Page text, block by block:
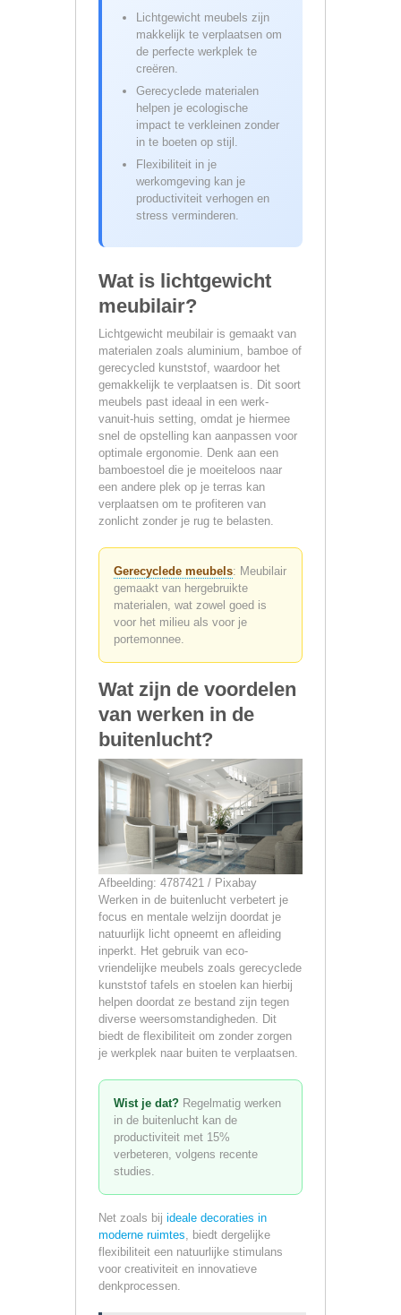
Lichtgewicht meubels zijn
makkelijk te verplaatsen om
de perfecte werkplek te
creëren.
Gerecyclede materialen
helpen je ecologische
impact te verkleinen zonder
in te boeten op stijl.
Flexibiliteit in je
werkomgeving kan je
productiviteit verhogen en
stress verminderen.
Wat is lichtgewicht
meubilair?
Lichtgewicht meubilair is gemaakt van
materialen zoals aluminium, bamboe of
gerecycled kunststof, waardoor het
gemakkelijk te verplaatsen is. Dit soort
meubels past ideaal in een werk-
vanuit-huis setting, omdat je hiermee
snel de opstelling kan aanpassen voor
optimale ergonomie. Denk aan een
bamboestoel die je moeiteloos naar
een andere plek op je terras kan
verplaatsen om te profiteren van
zonlicht zonder je rug te belasten.
Gerecyclede meubels: Meubilair
gemaakt van hergebruikte
materialen, wat zowel goed is
voor het milieu als voor je
portemonnee.
Wat zijn de voordelen
van werken in de
buitenlucht?
Afbeelding: 4787421 / Pixabay
Werken in de buitenlucht verbetert je
focus en mentale welzijn doordat je
natuurlijk licht opneemt en afleiding
inperkt. Het gebruik van eco-
vriendelijke meubels zoals gerecyclede
kunststof tafels en stoelen kan hierbij
helpen doordat ze bestand zijn tegen
diverse weersomstandigheden. Dit
biedt de flexibiliteit om zonder zorgen
je werkplek naar buiten te verplaatsen.
Wist je dat? Regelmatig werken
in de buitenlucht kan de
productiviteit met 15%
verbeteren, volgens recente
studies.
Net zoals bij ideale decoraties in
moderne ruimtes , biedt dergelijke
flexibiliteit een natuurlijke stimulans
voor creativiteit en innovatieve
denkprocessen.